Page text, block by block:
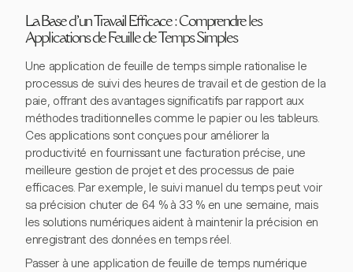
La Base d'un Travail Efficace : Comprendre les
Applications de Feuille de Temps Simples
Une application de feuille de temps simple rationalise le
processus de suivi des heures de travail et de gestion de la
paie, offrant des avantages significatifs par rapport aux
méthodes traditionnelles comme le papier ou les tableurs.
Ces applications sont conçues pour améliorer la
productivité en fournissant une facturation précise, une
meilleure gestion de projet et des processus de paie
efficaces. Par exemple, le suivi manuel du temps peut voir
sa précision chuter de 64 % à 33 % en une semaine, mais
les solutions numériques aident à maintenir la précision en
enregistrant des données en temps réel.
Passer à une application de feuille de temps numérique